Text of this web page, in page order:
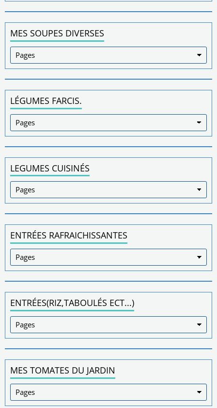
MES SOUPES DIVERSES
LÉGUMES FARCIS.
LEGUMES CUISINÉS
ENTRÉES RAFRAICHISSANTES
ENTRÉES(RIZ,TABOULÉS ECT...)
MES TOMATES DU JARDIN